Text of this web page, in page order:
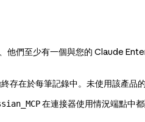
們至少有一個與您的 Claude
在於每筆記錄中。未使用該產品
在連接器使用情況端點中